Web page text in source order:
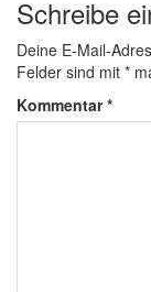
Schreibe
Deine E-Mail-
Felder sind mit *
Kommentar*